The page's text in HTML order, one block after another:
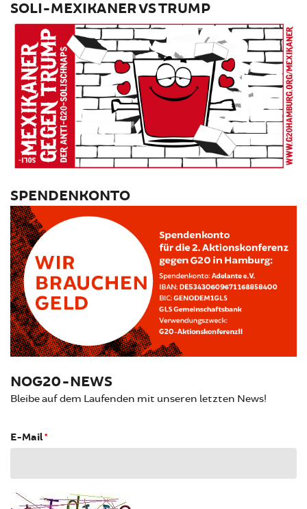
SOLI-MEXIKANER VS TRUMP
SPENDENKONTO
NOG20-NEWS
Bleibe auf dem Laufenden mit unseren letzten News!
E-Mail*